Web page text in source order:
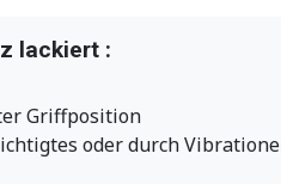
lackiert :
Griffposition
oder durch